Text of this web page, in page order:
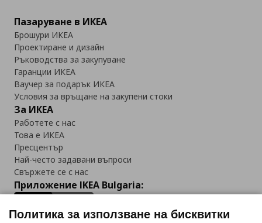
Пазаруване в ИКЕА
Брошури ИКЕА
Проектиране и дизайн
Ръководства за закупуване
Гаранции ИКЕА
Ваучер за подарък ИКЕА
Условия за връщане на закупени стоки
За ИКЕА
Работете с нас
Това е ИКЕА
Пресцентър
Най-често задавани въпроси
Свържете се с нас
Приложение IKEA Bulgaria:
Политика за използване на бисквитки